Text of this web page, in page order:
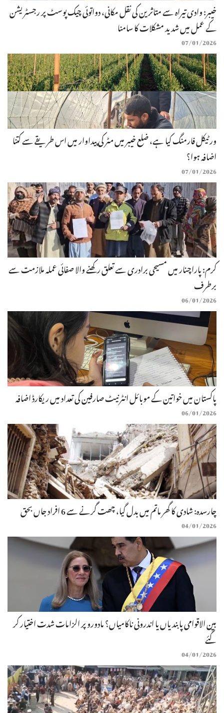
خیبر: وادی تیراہ سے متاثرین کی نقل مکانی، دواتوئی چیک پوسٹ پر رجسٹریشن
کے عمل میں شدید مشکلات کا سامنا
07/01/2026
ورٹیکل فارمنگ کیا ہے، ضلع خیبر میں مٹر کی پیداوار میں اس طریقے سے کتنا
اضافہ ہوا؟
07/01/2026
کرم: پاراچنار میں مسیحی برادری سے تعلق رکھنے والا صفائی عملہ ملازمت سے
برطرف
06/01/2026
پاکستان میں خواتین کے موبائل انٹرنیٹ صارفین کی تعداد میں ریکارڈ اضافہ
06/01/2026
چارسدہ: شادی کا گھر ماتم میں بدل گیا، چھت گرنے سے 6 افراد جاں بحق
04/01/2026
بین الاقوامی پابندیاں یا اندرونی ناکامیاں؟ مادورو پر الزامات شدت اختیار کر
گئے
04/01/2026